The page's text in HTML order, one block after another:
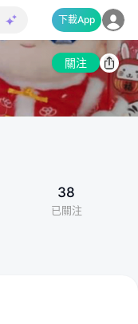
下載App
關注
38
已關注